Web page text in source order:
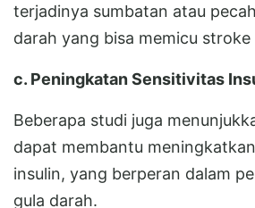
terjadinya sumbatan atau
darah yang bisa memicu
c. Peningkatan Sensitivitas
Beberapa studi juga
dapat membantu
insulin, yang berperan dalam
gula darah.